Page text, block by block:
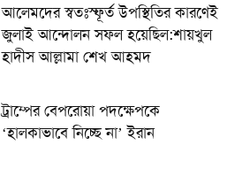
আলেমদের স্বতঃস্ফূর্ত উপস্থিতির কারণেই
জুলাই আন্দোলন সফল হয়েছিল:শায়খুল
হাদীস আল্লামা শেখ আহমদ
ট্রাম্পের বেপরোয়া পদক্ষেপকে
‘হালকাভাবে নিচ্ছে না’ ইরান